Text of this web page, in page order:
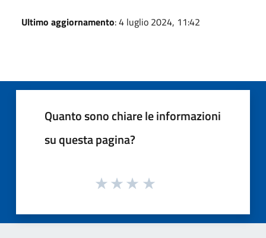
Ultimo aggiornamento: 4 luglio 2024, 11:42
Quanto sono chiare le informazioni
su questa pagina?